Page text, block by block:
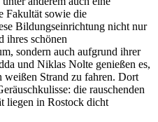
Fakultät sowie die
Bildungseinrichtung nicht nur
ihres schönen
sondern auch aufgrund ihrer
und Niklas Nolte genießen es,
weißen Strand zu fahren. Dort
die rauschenden
liegen in Rostock dicht